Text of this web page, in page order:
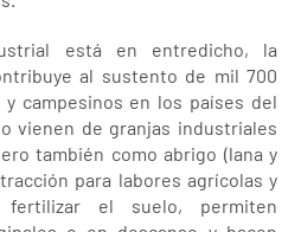
está en entredicho, la
al sustento de mil 700
campesinos en los países del
vienen de granjas industriales
también como abrigo (lana y
para labores agrícolas y
fertilizar el suelo, permiten